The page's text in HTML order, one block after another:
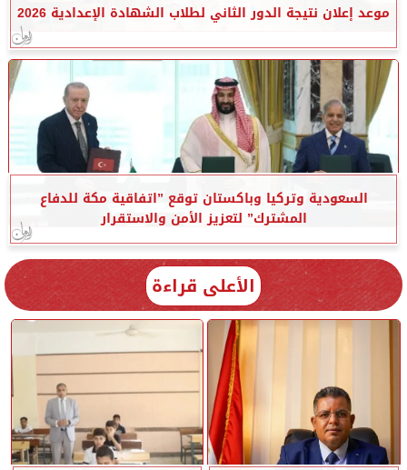
موعد إعلان نتيجة الدور الثاني لطلاب الشهادة الإعدادية 2026
السعودية وتركيا وباكستان توقع ”اتفاقية مكة للدفاع
المشترك” لتعزيز الأمن والاستقرار
الأعلى قراءة